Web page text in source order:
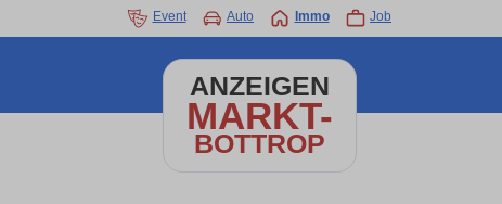
Event Auto Immo Job
ANZEIGEN
MARKT-
BOTTROP